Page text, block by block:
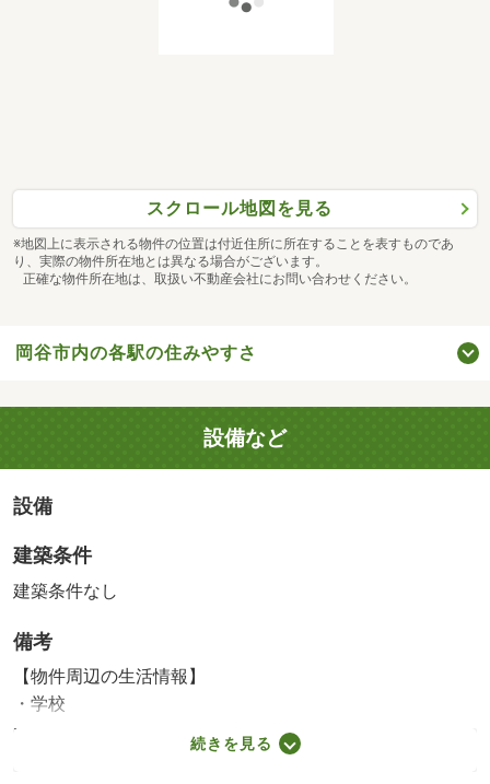
スクロール地図を見る
※地図上に表示される物件の位置は付近住所に所在することを表すものであ
り、実際の物件所在地とは異なる場合がございます。
正確な物件所在地は、取扱い不動産会社にお問い合わせください。
岡谷市内の各駅の住みやすさ
設備など
設備
建築条件
建築条件なし
備考
【物件周辺の生活情報】
・学校
湊小学校（514m）、岡谷南部中学校（1,242m）
続きを見る